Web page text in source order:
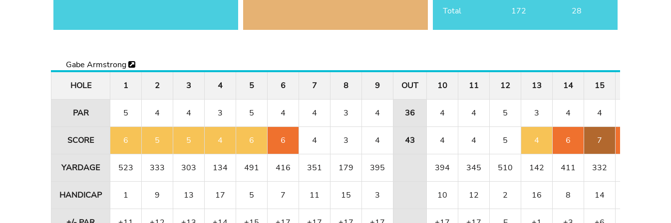
Total
172 28
Gabe Armstrong
HOLE
1 2 3 4 5 6 7 8 9 OUT 10 11 12 13 14 15
PAR 5 4 4 3 5 4 4 3 4 36 4 4 5 3 4 4
SCORE 6 5 5 4 6 6 4 3 4 43 4 4 5 4 6 7
YARDAGE 523 333 303 134 491 416 351 179 395 394 345 510 142 411 332
HANDICAP 1 9 13 17 5 7 11 15 3 10 12 2 16 8 14